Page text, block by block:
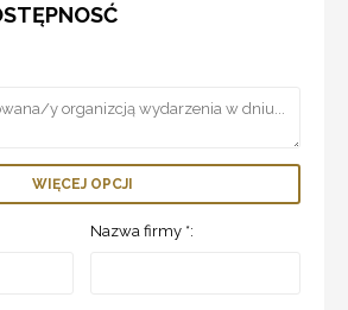
WIĘCEJ OPCJI
Nazwa firmy *: